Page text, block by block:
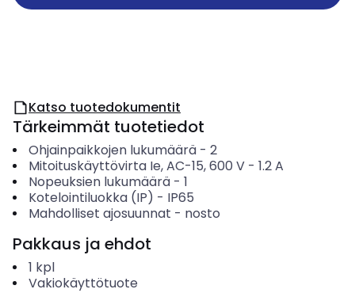
Katso tuotedokumentit
Tärkeimmät tuotetiedot
Ohjainpaikkojen lukumäärä- 2
Mitoituskäyttövirta Ie, AC-15, 600 V- 1.2A
Nopeuksien lukumäärä- 1
Kotelointiluokka (IP) - IP65
Mahdolliset ajosuunnat - nosto
Pakkaus ja ehdot
1 kpl
Vakiokäyttötuote